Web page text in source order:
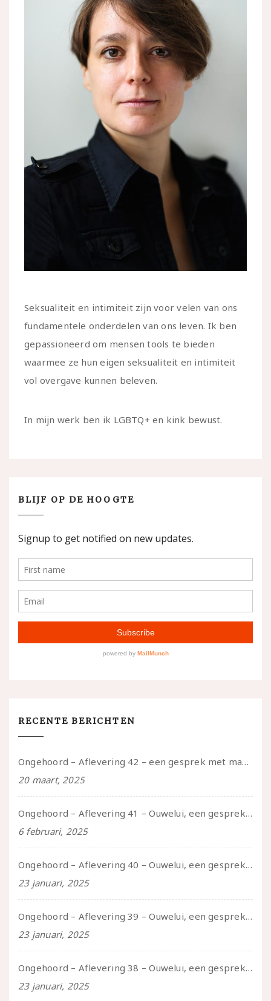
Seksualiteit en intimiteit zijn voor velen van ons
fundamentele onderdelen van ons leven. Ik ben
gepassioneerd om mensen tools te bieden
waarmee ze hun eigen seksualiteit en intimiteit
vol overgave kunnen beleven.
In mijn werk ben ik LGBTQ+ en kink bewust.
BLIJF OP DE HOOGTE
RECENTE BERICHTEN
Ongehoord – Aflevering 42 – een gesprek met marijn over seksueel opbloeien, het ouderschap uitvinden en verschillende leeftijden in je mee dragen
20 maart, 2025
Ongehoord – Aflevering 41 – Ouwelui, een gesprek met Marcelle over polyamorie op latere leeftijd, (mantel)zorg voor je partners en seksueel plezier.
6 februari, 2025
Ongehoord – Aflevering 40 – Ouwelui, een gesprek met Sadie Lune over vormende relaties en de geschiedenis van de queer pornobeweging
23 januari, 2025
Ongehoord – Aflevering 39 – Ouwelui, een gesprek met Pepijn en Ivo over hun regenbooggezin, eigenzinnig ouder worden en Cruise Control
23 januari, 2025
Ongehoord – Aflevering 38 – Ouwelui, een gesprek met vreer over behoefte aan geborgenheid en het behouden van je idealen
23 januari, 2025